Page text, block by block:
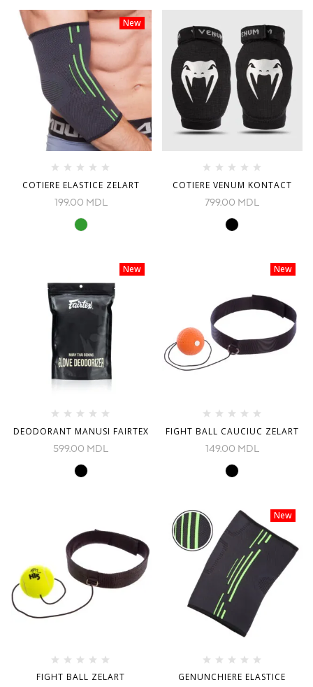
New
COTIERE ELASTICE ZELART
199.00 MDL
COTIERE VENUM KONTACT
799.00 MDL
New
DEODORANT MANUSI FAIRTEX
599.00 MDL
New
FIGHT BALL CAUCIUC ZELART
149.00 MDL
FIGHT BALL ZELART
New
GENUNCHIERE ELASTICE